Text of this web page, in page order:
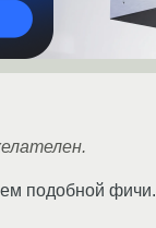
подобной фичи.